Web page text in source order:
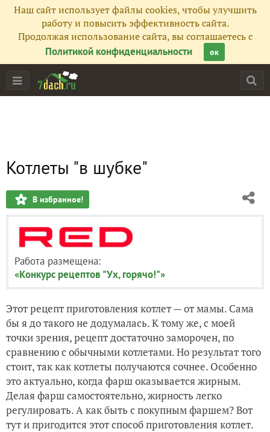
Наш сайт использует файлы cookies, чтобы улучшить
работу и повысить эффективность сайта.
Продолжая использование сайта, вы соглашаетесь с
Политикой конфиденциальности
ок
Котлеты "в шубке"
В избранное!
Работа размещена:
«Конкурс рецептов "Ух, горячо!"»
Этот рецепт приготовления котлет — от мамы. Сама
бы я до такого не додумалась. К тому же, с моей
точки зрения, рецепт достаточно заморочен, по
сравнению с обычными котлетами. Но результат того
стоит, так как котлеты получаются сочнее. Особенно
это актуально, когда фарш оказывается жирным.
Делая фарш самостоятельно, жирность легко
регулировать. А как быть с покупным фаршем? Вот
тут и пригодится этот способ приготовления котлет.